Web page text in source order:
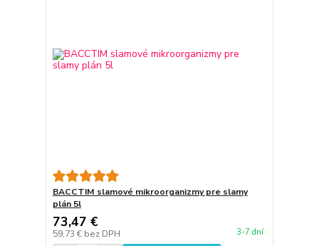
BACCTIM slamové mikroorganizmy pre slamy
plán 5l
73,47 €
59,73 € bez DPH 3-7 dní